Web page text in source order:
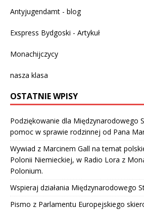
Antyjugendamt - blog
Exspress Bydgoski - Artykuł
Monachijczycy
nasza klasa
OSTATNIE WPISY
Podziękowanie dla Międzynarodowego
pomoc w sprawie rodzinnej od Pana
Wywiad z Marcinem Gall na temat
Polonii Niemieckiej, w Radio Lora z
Polonium.
Wspieraj działania Międzynarodowego
Pismo z Parlamentu Europejskiego